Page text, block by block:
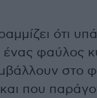
ότι
ένας φαύλος
στο
που